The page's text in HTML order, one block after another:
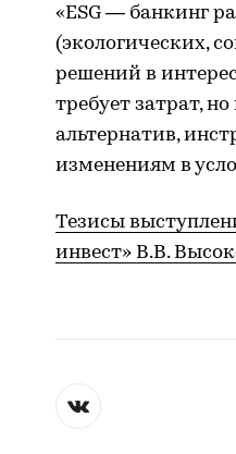
«ESG — банкинг
(экологических,
решений в
требует затрат,
альтернатив,
изменениям в
Тезисы
инвест» В.В.